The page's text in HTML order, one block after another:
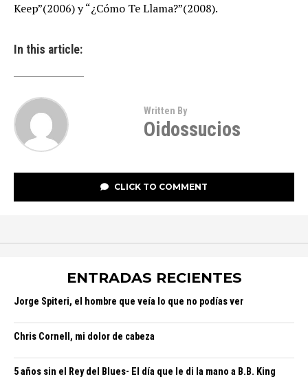
Keep”(2006) y “¿Cómo Te Llama?”(2008).
In this article:
Written By
Oidossucios
CLICK TO COMMENT
ENTRADAS RECIENTES
Jorge Spiteri, el hombre que veía lo que no podías ver
Chris Cornell, mi dolor de cabeza
5 años sin el Rey del Blues- El día que le di la mano a B.B. King